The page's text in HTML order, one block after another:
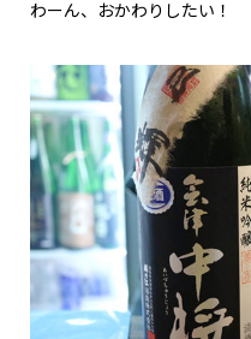
わーん、おかわりしたい！